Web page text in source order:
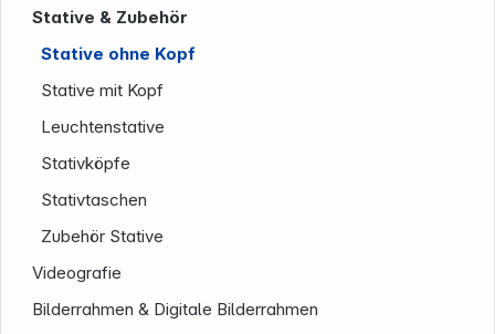
Stative & Zubehör
Stative ohne Kopf
Stative mit Kopf
Leuchtenstative
Stativköpfe
Stativtaschen
Zubehör Stative
Videografie
Bilderrahmen & Digitale Bilderrahmen